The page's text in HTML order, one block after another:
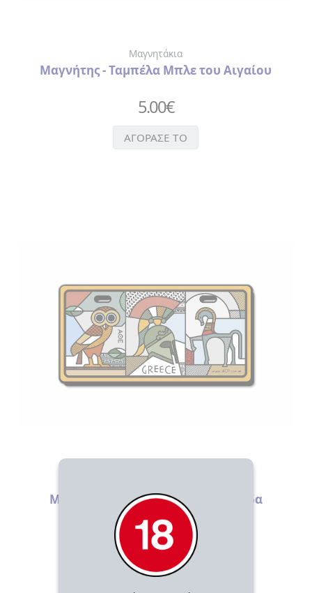
Μαγνητάκια
Μαγνήτης - Ταμπέλα Μπλε του Αιγαίου
5.00€
ΑΓΟΡΑΣΕ ΤΟ
Μαγνήτης - Ταμπέλα Αρχαία Ελλάδα
5.00€
ΑΓΟΡΑΣΕ ΤΟ